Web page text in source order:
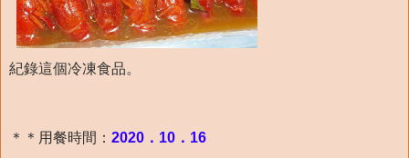
紀錄這個冷凍食品。
＊＊用餐時間： 2020．10．16